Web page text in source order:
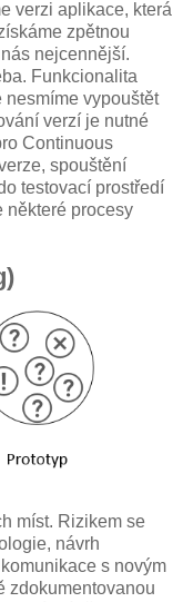
verzi aplikace, která
zpětnou
nejcennější.
Funkcionalita
nesmíme vypouštět
verzí je nutné
Continuous
spouštění
testovací prostředí
některé procesy
míst. Rizikem se
návrh
s novým
zdokumentovanou